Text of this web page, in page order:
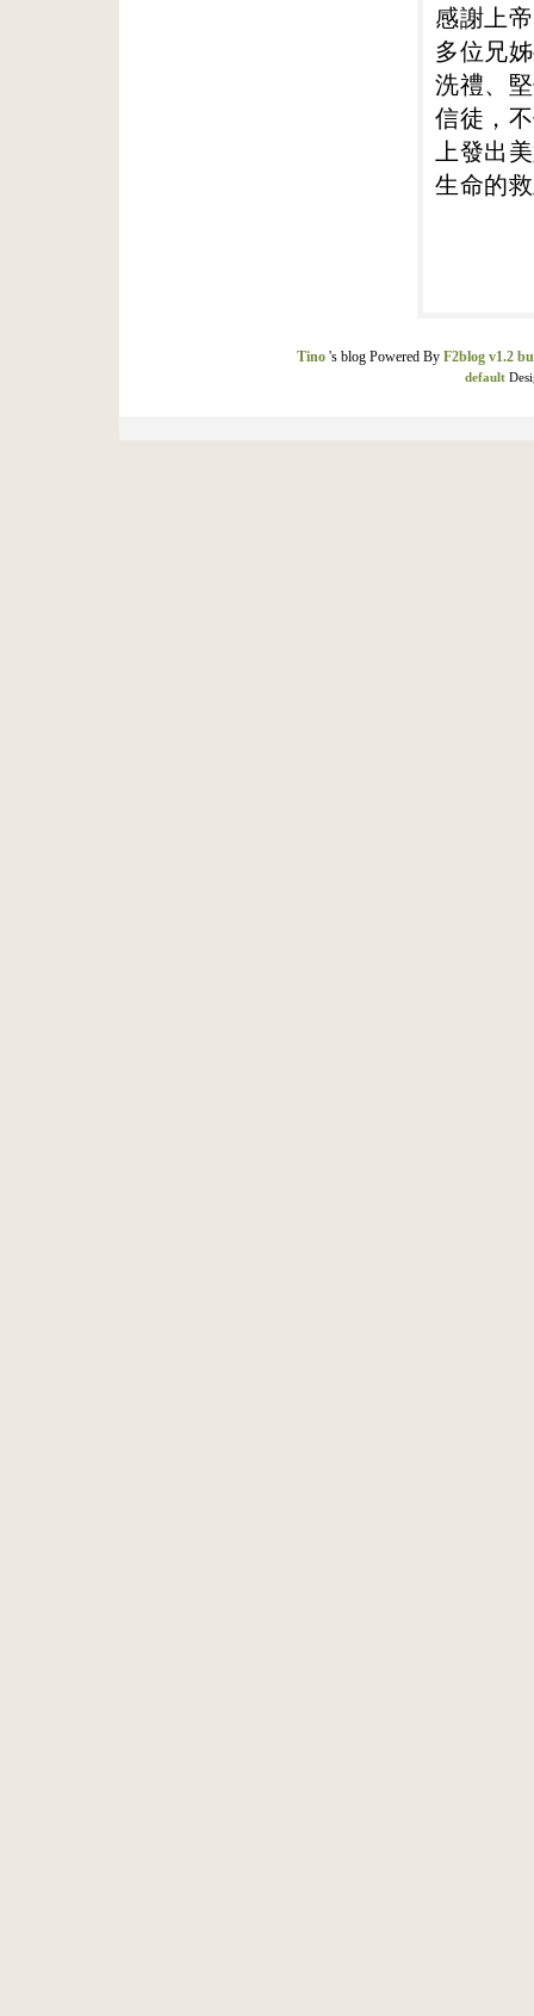
感謝上
多位兄
洗禮、
信徒，
上發出
生命的
Tino's blog Powered By F2blog v1.2
default